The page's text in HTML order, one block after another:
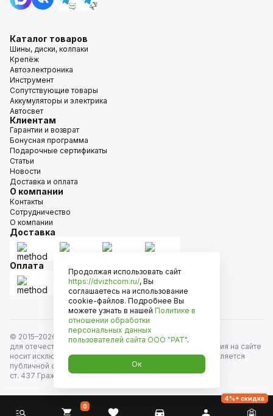
Каталог товаров
Шины, диски, колпаки
Крепёж
Автоэлектроника
Инструмент
Сопутствующие товары
Аккумуляторы и электрика
Автосвет
Клиентам
Гарантии и возврат
Бонусная программа
Подарочные сертификаты
Статьи
Новости
Доставка и оплата
О компании
Контакты
Сотрудничество
О компании
Доставка
Оплата
© 2015–2026
Движком — сеть магазинов автозапчастей
для отечественных автомобилей и иномарок. Информация на сайте
носит исключительно информационный характер и не является
публичной офертой, определяемой положениями
ст. 437 Гражданского кодекса РФ. Все права защищены.
0
4%+ скидка
Продолжая использовать сайт
https://dvizhcom.ru/, Вы
соглашаетесь на использование
cookie-файлов. Подробнее Вы
можете узнать в нашей Политике в
отношении обработки
персональных данных
пользователей сайта ООО "РАТ".
Ок